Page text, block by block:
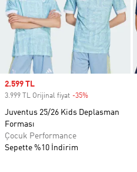
Sale price
2.599 TL
3.999 TL Orijinal fiyat -35%
Juventus 25/26 Kids Deplasman
Forması
Çocuk Performance
Sepette %10 İndirim